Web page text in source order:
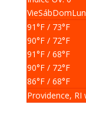
VieSábDomLun
91°F/ 73°F
90°F/ 72°F
91°F/ 68°F
90°F/ 72°F
86°F/ 68°F
Providence, RI